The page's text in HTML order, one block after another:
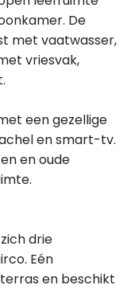
De
met vaatwasser,
vriesvak,
een gezellige
en smart-tv.
en oude
drie
Eén
en beschikt